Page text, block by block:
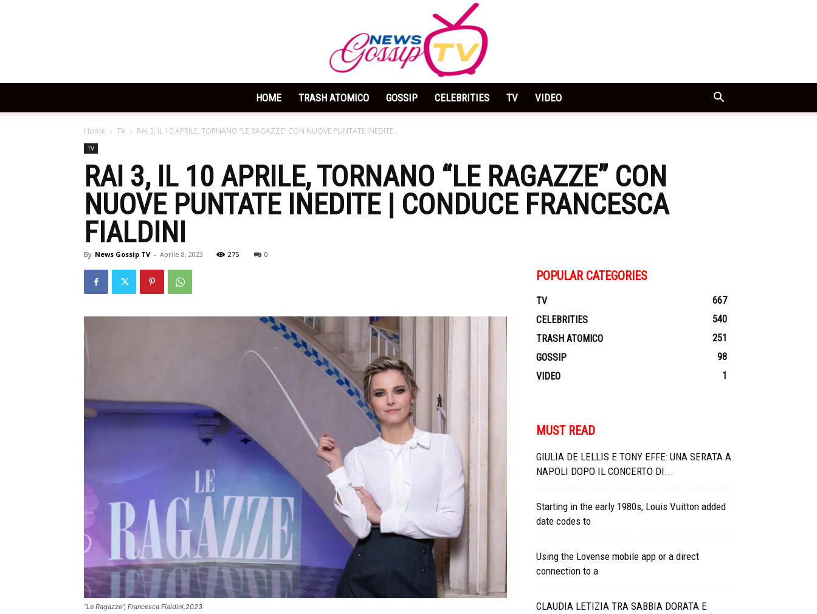
Gossip
HOME TRASH ATOMICO GOSSIP CELEBRITIES TV VIDEO
Home TV RAI 3, IL 10 APRILE, TORNANO “LE RAGAZZE” CON NUOVE PUNTATE INEDITE...
TV
RAI 3, IL 10 APRILE, TORNANO “LE RAGAZZE” CON
NUOVE PUNTATE INEDITE | CONDUCE FRANCESCA
FIALDINI
By News Gossip TV - Aprile 8, 2023 275 0
“Le Ragazze”, Francesca Fialdini,2023
POPULAR CATEGORIES
TV
667
CELEBRITIES
540
TRASH ATOMICO
251
GOSSIP
98
VIDEO
1
MUST READ
GIULIA DE LELLIS E TONY EFFE: UNA SERATA A
NAPOLI DOPO IL CONCERTO DI...
Starting in the early 1980s, Louis Vuitton added
date codes to
Using the Lovense mobile app or a direct
connection to a
CLAUDIA LETIZIA TRA SABBIA DORATA E